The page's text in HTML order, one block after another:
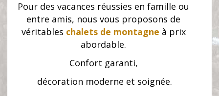
Pour des vacances réussies en famille ou
entre amis, nous vous proposons de
véritables chalets de montagne à prix
abordable.
Confort garanti,
décoration moderne et soignée.